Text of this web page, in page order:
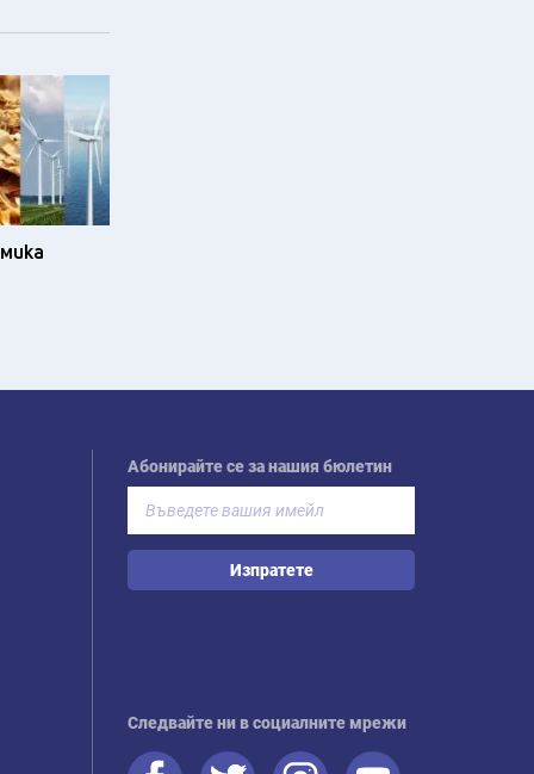
Абонирайте се за нашия бюлетин
Изпратете
Следвайте ни в социалните мрежи